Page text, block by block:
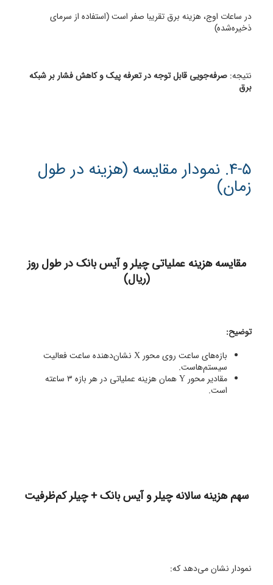
در ساعات اوج، هزینه برق تقریبا صفر است (استفاده از سرمای
ذخیره‌شده)
نتیجه: صرفه‌جویی قابل توجه در تعرفه پیک و کاهش فشار بر شبکه
برق
4-5. نمودار مقایسه (هزینه در طول
زمان)
مقایسه هزینه عملیاتی چیلر و آیس بانک در طول روز
(ریال)
توضیح:
بازه‌های ساعت روی محور X نشان‌دهنده ساعت فعالیت
سیستم‌هاست.
مقادیر محور Y همان هزینه عملیاتی در هر بازه ۳ ساعته
است.
سهم هزینه سالانه چیلر و آیس بانک + چیلر کم‌ظرفیت
نمودار نشان می‌دهد که: